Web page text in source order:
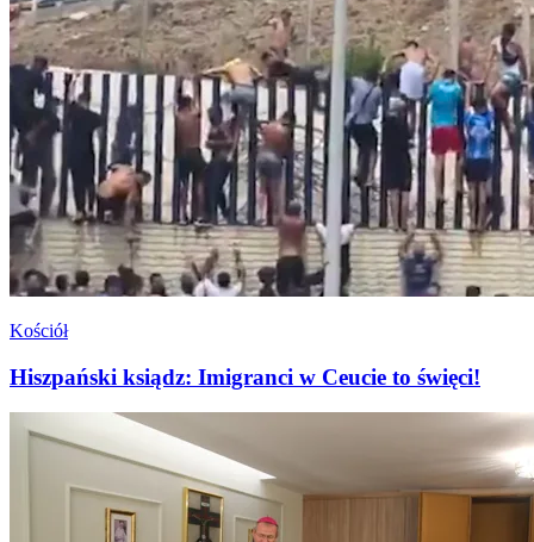
Kościół
Hiszpański ksiądz: Imigranci w Ceucie to święci!